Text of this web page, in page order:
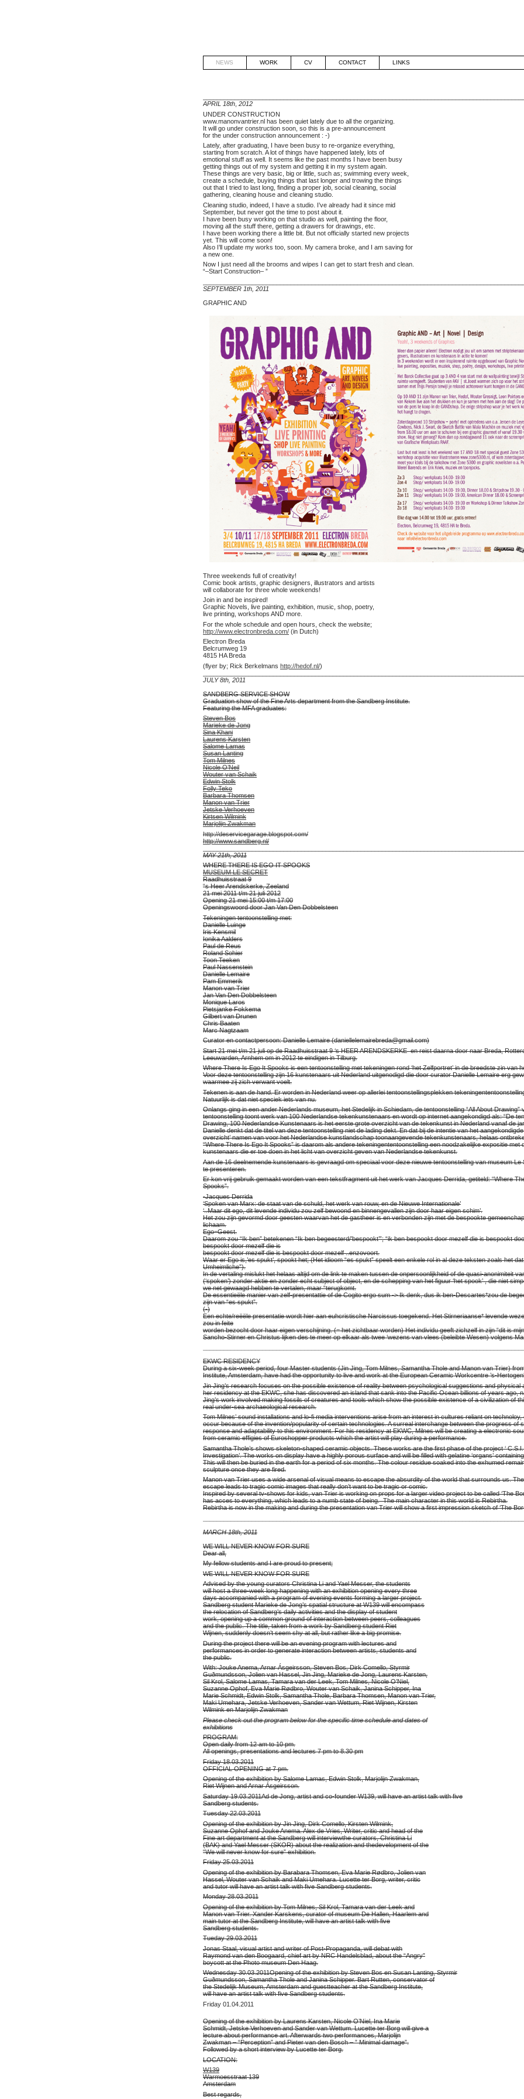
NEWS WORK CV CONTACT LINKS
APRIL 18th 2012
UNDER CONSTRUCTION
www.manonvantrier.nl has been quiet lately due to all the organizing.
It will go under construction soon, so this is a pre-announcement
for the under construction announcement : -)
Lately, after graduating, I have been busy to re-organize everything,
starting from scratch. A lot of things have happened lately, lots of
emotional stuff as well. It seems like the past months I have been busy
getting things out of my system and getting it in my system again.
These things are very basic, big or little, such as; swimming every week,
create a schedule, buying things that last longer and trowing the things
out that I tried to last long, finding a proper job, social cleaning, social
gathering, cleaning house and cleaning studio.
Cleaning studio, indeed, I have a studio. I’ve already had it since mid
September, but never got the time to post about it.
I have been busy working on that studio as well, painting the floor,
moving all the stuff there, getting a drawers for drawings, etc.
I have been working there a little bit. But not officially started new projects
yet. This will come soon!
Also I’ll update my works too, soon. My camera broke, and I am saving for
a new one.
Now I just need all the brooms and wipes I can get to start fresh and clean.
“–Start Construction– ”
SEPTEMBER 1th, 2011
GRAPHIC AND
Three weekends full of creativity!
Comic book artists, graphic designers, illustrators and artists
will collaborate for three whole weekends!
Join in and be inspired!
Graphic Novels, live painting, exhibition, music, shop, poetry,
live printing, workshops AND more.
For the whole schedule and open hours, check the website;
http://www.electronbreda.com/ (in Dutch)
Electron Breda
Belcrumweg 19
4815 HA Breda
(flyer by; Rick Berkelmans http://hedof.nl/)
JULY 8th, 2011
SANDBERG SERVICE SHOW
Graduation show of the Fine Arts department from the Sandberg Institute.
Featuring the MFA graduates:
Steven Bos
Marieke de Jong
Sina Khani
Laurens Karsten
Salome Lamas
Susan Lanting
Tom Milnes
Nicole O’Neil
Wouter van Schaik
Edwin Stolk
Folly Teko
Barbara Thomsen
Manon van Trier
Jetske Verhoeven
Kirtsen Wilmink
Marjolijn Zwakman
http://deservicegarage.blogspot.com/
http://www.sandberg.nl/
MAY 21th, 2011
WHERE THERE IS EGO IT SPOOKS
MUSEUM LE SECRET
Raadhuisstraat 9
“s Heer Arendskerke, Zeeland
21 mei 2011 t/m 21 juli 2012
Opening 21 mei 15:00 t/m 17:00
Openingswoord door Jan Van Den Dobbelsteen
Tekeningen tentoonstelling met:
Danielle Luinge
Iris Kensmil
Ionika Aalders
Paul de Reus
Roland Sohier
Toon Teeken
Paul Nassenstein
Danielle Lemaire
Pam Emmerik
Manon van Trier
Jan Van Den Dobbelsteen
Monique Laros
Pietsjanke Fokkema
Gilbert van Drunen
Chris Baaten
Marc Nagtzaam
Curator en contactpersoon: Danielle Lemaire (daniellelemairebreda@gmail.com)
Start 21 mei t/m 21 juli op de Raadhuisstraat 9 ‘s HEER ARENDSKERKE en reist daarna door naar Breda,
Leeuwarden, Arnhem om in 2012 te eindigen in Tilburg.
Where There Is Ego It Spooks is een tentoonstelling met tekeningen rond ‘het Zelfportret’ in de breedste zin van
Voor deze tentoonstelling zijn 16 kunstenaars uit Nederland uitgenodigd die door curator Danielle Lemaire erg
waarmee zij zich verwant voelt.
Tekenen is aan de hand. Er worden in Nederland weer op allerlei tentoonstellingsplekken
Natuurlijk is dat niet speciek iets van nu.
Onlangs ging in een ander Nederlands museum, het Stedelijk in Schiedam, de tentoonstelling “All About Drawing”
tentoonstelling toont werk van 100 Nederlandse tekenkunstenaars en wordt op internet aangekondigd als: “De
Drawing, 100 Nederlandse Kunstenaars is het eerste grote overzicht van de tekenkunst in Nederland vanaf de
Danielle denkt dat de titel van deze tentoonstelling niet de lading dekt. En dat bij de intentie van het aangekondigde
overzicht’ namen van voor het Nederlandse kunstlandschap toonaangevende tekenkunstenaars, helaas
“Where There Is Ego It Spooks” is daarom als andere tekeningententoonstelling een noodzakelijke expositie met
kunstenaars die er toe doen in het licht van overzicht geven van Nederlandse tekenkunst.
Aan de 16 deelnemende kunstenaars is gevraagd om speciaal voor deze nieuwe tentoonstelling van museum Le
te presenteren.
Er kon vrij gebruik gemaakt worden van een tekstfragment uit het werk van Jacques Derrida, getiteld: “Where
Spooks”.
-Jacques Derrida
‘Spoken van Marx: de staat van de schuld, het werk van rouw, en de Nieuwe Internationale’
‘..Maar dit ego, dit levende individu zou zelf bewoond en binnengevallen zijn door haar eigen schim’.
Het zou zijn gevormd door geesten waarvan het de gastheer is en verbonden zijn met de bespookte
lichaam.
Ego=Geest.
Daarom zou “Ik ben” betekenen “Ik ben begeesterd/’bespookt’”; “ik ben bespookt door mezelf die is bespookt
bespookt door mezelf die is
bespookt door mezelf die is bespookt door mezelf ..enzovoort.
Waar er Ego is,’es spukt’, spookt het; (Het idioom “es spukt” speelt een enkele rol in al deze teksten zoals het
Umheimliche”).
In de vertaling mislukt het helaas altijd om de link te maken tussen de onpersoonlijkheid of de quasi-anonimiteit
(‘spoken’) zonder aktie en zonder echt subject of object, en de schepping van het figuur ‘het spook’ , die niet
we net gewaagd hebben te vertalen, maar “terugkomt.
De essentieële manier van zelf-presentattie of de Cogito ergo sum -> Ik denk, dus ik ben-Descartes*zou de
zijn van “es spukt”.
(-)
Een echte/reëële presentatie wordt hier aan euhcristische Narcissus toegekend. Het Stirneriaanse* levende
zou in feite
worden bezocht door haar eigen verschijning. (= het zichtbaar worden) Het individu geeft zichzelf in zijn “dit is
Sancho-Stirner en Christus lijken des te meer op elkaar als twee ‘wezens van vlees (beleibte Wesen) volgens
EKWC RESIDENCY
During a six-week period, four Master students (Jin Jing, Tom Milnes, Samantha Thole and Manon van Trier)
Institute, Amsterdam, have had the opportunity to live and work at the European Ceramic Workcentre ’s-
Jin Jing’s research focuses on the possible existence of reality between psychological suggestions and physical
her residency at the EKWC, she has discovered an island that sank into the Pacific Ocean billions of years ago,
Jing’s work involved making fossils of creatures and tools which show the possible existence of a civilization of
real under-sea archaeological research.
Tom Milnes’ sound installations and lo-fi media interventions arise from an interest in cultures reliant on
occur because of the invention/popularity of certain technologies. A surreal interchange between the progress of
response and adaptability to this environment. For his residency at EKWC, Milnes will be creating a electronic
from ceramic effigies of Euroshopper products which the artist will play during a performance.
Samantha Thole’s shows skeleton-shaped ceramic objects. These works are the first phase of the project ‘
Investigation’. The works on display have a highly porous surface and will be filled with gelatine ‘organs’
This will then be buried in the earth for a period of six months. The colour residue soaked into the exhumed
sculpture once they are fired.
Manon van Trier uses a wide arsenal of visual means to escape the absurdity of the world that surrounds us.
escape leads to tragic comic images that really don’t want to be tragic or comic.
Inspired by several tv-shows for kids, van Trier is working on props for a larger video project to be called ‘The
has acces to everything, which leads to a numb state of being. The main character in this world is Rebirtha.
Rebirtha is now in the making and during the presentation van Trier will show a first impression sketch of ‘The
MARCH 18th, 2011
WE WILL NEVER KNOW FOR SURE
Dear all,
My fellow students and I are proud to present;
WE WILL NEVER KNOW FOR SURE
Advised by the young curators Christina Li and Yael Messer, the students
will host a three-week long happening with an exhibition opening every three
days accompanied with a program of evening events forming a larger project.
Sandberg student Marieke de Jong’s spatial structure at W139 will encompass
the relocation of Sandberg’s daily activities and the display of student
work, opening up a common ground of interaction between peers, colleagues
and the public. The title, taken from a work by Sandberg student Riet
Wijnen, suddenly doesn’t seem shy at all, but rather like a big promise.
During the project there will be an evening program with lectures and
performances in order to generate interaction between artists, students and
the public.
With: Jouke Anema, Arnar Ásgeirsson, Steven Bos, Dirk Comello, Styrmir
Guðmundsson, Jolien van Hassel, Jin Jing, Marieke de Jong, Laurens Karsten,
Sil Krol, Salome Lamas, Tamara van der Leek, Tom Milnes, Nicole O’Niel,
Suzanne Ophof, Eva Marie Rødbro, Wouter van Schaik, Janina Schipper, Ina
Marie Schmidt, Edwin Stolk, Samantha Thole, Barbara Thomsen, Manon van Trier,
Maki Umehara, Jetske Verhoeven, Sander van Wettum, Riet Wijnen, Kirsten
Wilmink en Marjolijn Zwakman
Please check out the program below for the specific time schedule and dates of
exhibitions
PROGRAM:
Open daily from 12 am to 10 pm.
All openings, presentations and lectures 7 pm to 8.30 pm
Friday 18.03.2011
OFFICIAL OPENING at 7 pm.
Opening of the exhibition by Salome Lamas, Edwin Stolk, Marjolijn Zwakman,
Riet Wijnen and Arnar Ásgeirsson.
Saturday 19.03.2011Ad de Jong, artist and co-founder W139, will have an artist talk with five
Sandberg students.
Tuesday 22.03.2011
Opening of the exhibition by Jin Jing, Dirk Comello, Kirsten Wilmink,
Suzanne Ophof and Jouke Anema. Alex de Vries, Writer, critic and head of the
Fine art department at the Sandberg will interviewthe curators, Christina Li
(BAK) and Yael Messer (SKOR) about the realization and thedevelopment of the
“We will never know for sure” exhibition.
Friday 25.03.2011
Opening of the exhibition by Barabara Thomsen, Eva Marie Rødbro, Jolien van
Hassel, Wouter van Schaik and Maki Umehara. Lucette ter Borg, writer, critic
and tutor will have an artist talk with five Sandberg students.
Monday 28.03.2011
Opening of the exhibition by Tom Milnes, Sil Krol, Tamara van der Leek and
Manon van Trier. Xander Karskens, curator of museum De Hallen, Haarlem and
main tutor at the Sandberg Institute, will have an artist talk with five
Sandberg students.
Tueday 29.03.2011
Jonas Staal, visual artist and writer of Post-Propaganda, will debat with
Raymond van den Boogaard, chief art by NRC Handelsblad, about the “Angry”
boycott at the Photo museum Den Haag.
Wednesday 30.03.2011Opening of the exhibition by Steven Bos en Susan Lanting, Styrmir
Guðmundsson, Samantha Thole and Janina Schipper. Bart Rutten, conservator of
the Stedelijk Museum, Amsterdam and guestteacher at the Sandberg Institute,
will have an artist talk with five Sandberg students.
Friday 01.04.2011
Opening of the exhibition by Laurens Karsten, Nicole O’Niel, Ina Marie
Schmidt, Jetske Verhoeven and Sander van Wettum. Lucette ter Borg will give a
lecture about performance art. Afterwards two performances, Marjolijn
Zwakman – “Perception” and Pieter van den Bosch – ” Minimal damage”.
Followed by a short interview by Lucette ter Borg.
LOCATION:
W139
Warmoesstraat 139
Amsterdam
Best regards,